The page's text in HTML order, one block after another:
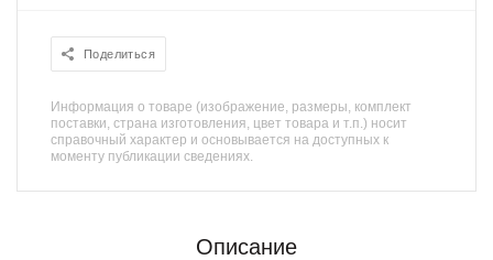
Поделиться
Информация о товаре (изображение, размеры, комплект
поставки, страна изготовления, цвет товара и т.п.) носит
справочный характер и основывается на доступных к
моменту публикации сведениях.
Описание